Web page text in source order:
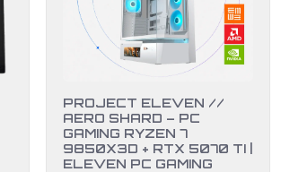
PROJECT ELEVEN //
AERO SHARD – PC
GAMING RYZEN 7
9850X3D + RTX 5070 TI |
ELEVEN PC GAMING